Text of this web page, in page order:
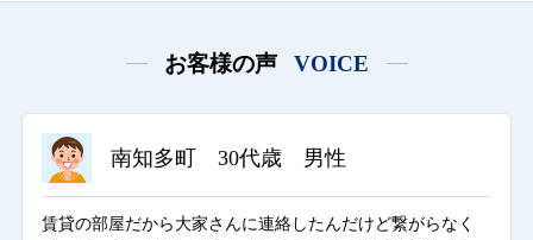
お客様の声 VOICE
南知多町 30代歳 男性
賃貸の部屋だから大家さんに連絡したんだけど繋がらなく